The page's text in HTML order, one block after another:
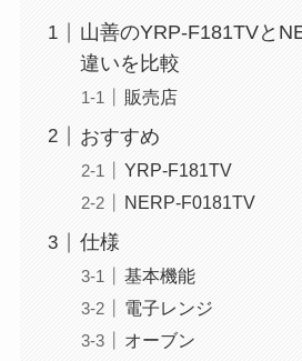
山善のYRP-F181TVと
違いを比較
販売店
おすすめ
YRP-F181TV
NERP-F0181TV
仕様
基本機能
電子レンジ
オーブン